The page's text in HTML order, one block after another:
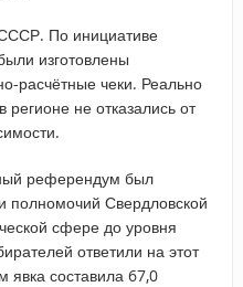
По инициативе
изготовлены
расчётные чеки. Реально
не отказались от
референдум был
полномочий Свердловской
сфере до уровня
ответили на этот
явка составила 67,0